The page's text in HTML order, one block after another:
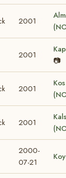
2001
2001
📷
2001
2001
2000-
07-21